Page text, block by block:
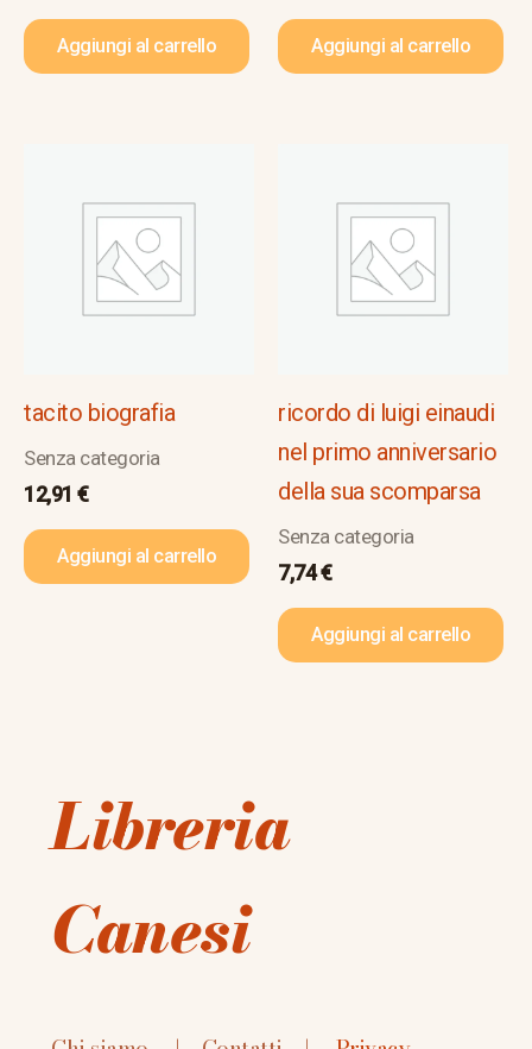
Aggiungi al carrello Aggiungi al carrello
tacito biografia
Senza categoria
12,91 €
Aggiungi al carrello
ricordo di luigi einaudi
nel primo anniversario
della sua scomparsa
Senza categoria
7,74€
Aggiungi al carrello
Libreria
Canesi